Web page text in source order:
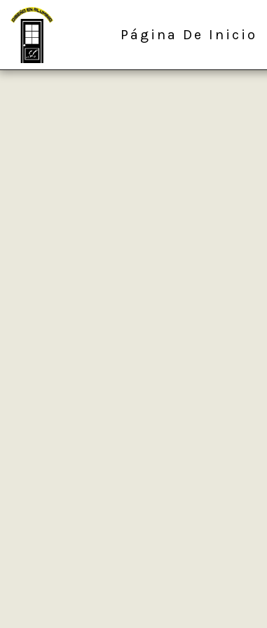
Página De Inicio